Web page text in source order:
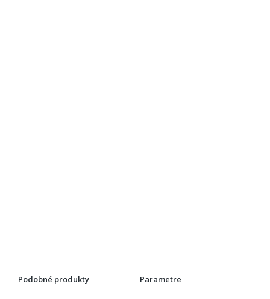
Podobné produkty Parametre